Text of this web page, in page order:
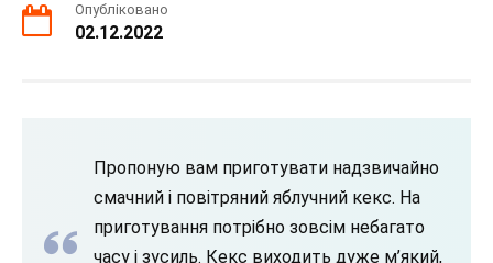
Опубліковано
02.12.2022
Пропоную вам приготувати надзвичайно
смачний і повітряний яблучний кекс. На
приготування потрібно зовсім небагато
часу і зусиль. Кекс виходить дуже м’який,